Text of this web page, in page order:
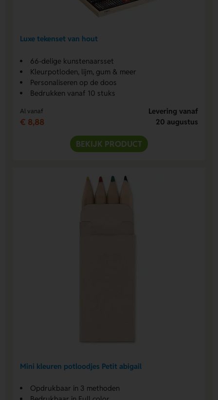
Luxe tekenset van hout
66-delige kunstenaarsset
Kleurpotloden, lijm, gum & meer
Personaliseren op de doos
Bedrukken vanaf 10 stuks
Al vanaf
€ 8,88
Levering vanaf
20 augustus
BEKIJK PRODUCT
Mini kleuren potloodjes Petit abigail
Opdrukbaar in 3 methoden